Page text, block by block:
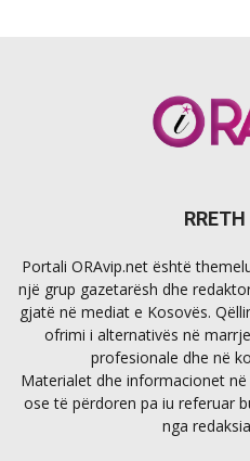
Portali ORAvip.net është
një grup gazetarësh dhe
gjatë në mediat e Kosovës.
ofrimi i alternativës në
profesionale dhe në
Materialet dhe informacionet
ose të përdoren pa iu referuar
nga